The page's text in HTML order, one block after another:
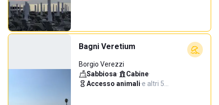
Bagni Veretium
Borgio Verezzi
Sabbiosa· Cabine·
Accesso animali·e altri 5…